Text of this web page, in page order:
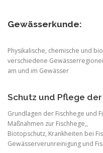
Gewässerkunde:
Physikalische, chemische und
verschiedene
am und im Gewässer
Schutz und Pflege
Grundlagen der Fischhege und
Maßnahmen zur Fischhege,,
Biotopschutz, Krankheiten bei
Gewässerverunreinigung und